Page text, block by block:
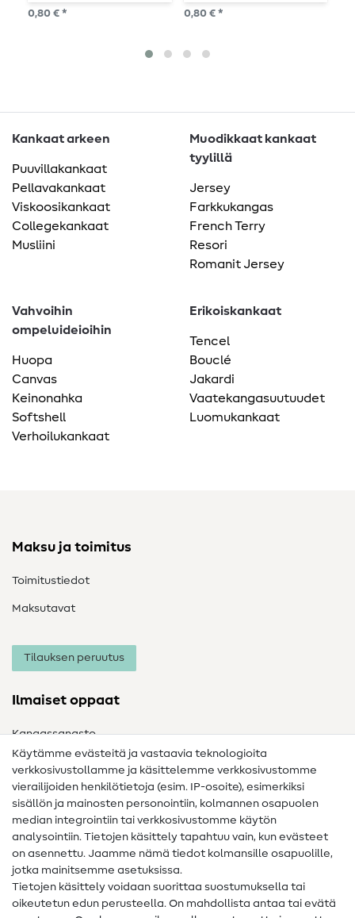
petrol
0,80 € *
mm, pituus 15 mm,
vaalea bordeaux
0,80 € *
Kankaat arkeen
Puuvillakankaat
Pellavakankaat
Viskoosikankaat
Collegekankaat
Musliini
Muodikkaat kankaat
tyylillä
Jersey
Farkkukangas
French Terry
Resori
Romanit Jersey
Vahvoihin
ompeluideioihin
Huopa
Canvas
Keinonahka
Softshell
Verhoilukankaat
Erikoiskankaat
Tencel
Bouclé
Jakardi
Vaatekangasuutuudet
Luomukankaat
Maksu ja toimitus
Toimitustiedot
Maksutavat
Tilauksen peruutus
Ilmaiset oppaat
Kangassanasto
Ompelusanasto
Ompeluohjeet
Apua ja yhteystiedot
Yhteystiedot
Tietoa omistajanvaihdoksesta
FAQ
Käytämme evästeitä ja vastaavia teknologioita
verkkosivustollamme ja käsittelemme verkkosivustomme
vierailijoiden henkilötietoja (esim. IP-osoite), esimerkiksi
sisällön ja mainosten personointiin, kolmannen osapuolen
median integrointiin tai verkkosivustomme käytön
analysointiin. Tietojen käsittely tapahtuu vain, kun evästeet
on asennettu. Jaamme nämä tiedot kolmansille osapuolille,
jotka mainitsemme asetuksissa.
Tietojen käsittely voidaan suorittaa suostumuksella tai
oikeutetun edun perusteella. On mahdollista antaa tai evätä